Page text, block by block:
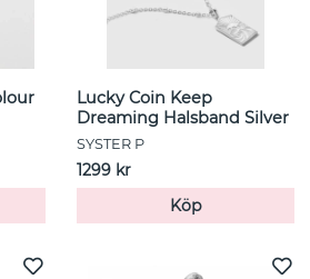
Lucky Coin Keep
Dreaming Halsband Silver
SYSTER P
1299 kr
Köp